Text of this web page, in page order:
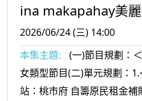
ina makapahay美
2026/06/24 (三) 14:00
本集主題:
(一)節目規劃：
女類型節目(二)單元規劃：
站：桃市府 自籌原民租金補貼每月最高4000啟動隨到